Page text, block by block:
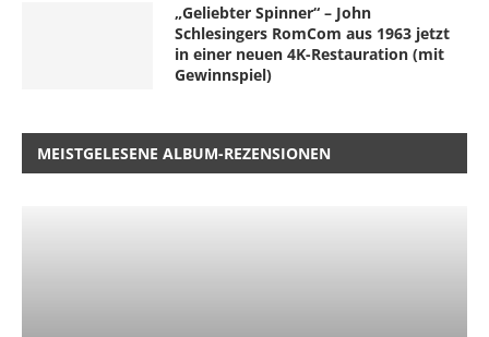
„Geliebter Spinner“ – John
Schlesingers RomCom aus 1963 jetzt
in einer neuen 4K-Restauration (mit
Gewinnspiel)
MEISTGELESENE ALBUM-REZENSIONEN